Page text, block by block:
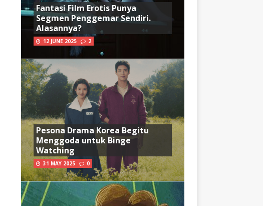
Fantasi Film Erotis Punya
Segmen Penggemar Sendiri.
Alasannya?
12 JUNE 2025 2
Pesona Drama Korea Begitu
Menggoda untuk Binge
Watching
31 MAY 2025 0